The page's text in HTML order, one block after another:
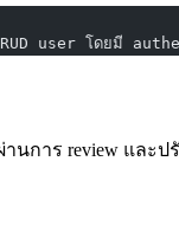
user โดยมี
การ review และป